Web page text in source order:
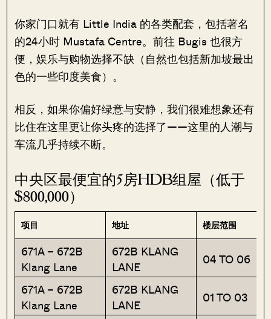
你家门口就有 Little India 的各类配套，包括著名
的24小时 Mustafa Centre。前往 Bugis 也很方
便，娱乐与购物选择不缺（自然也包括新加坡最出
色的一些印度美食）。
相反，如果你偏好绿意与安静，我们很难想象还有
比住在这里更让你头疼的选择了——这里的人潮与
车流几乎持续不断。
中央区最便宜的5房HDB组屋（低于
$800,000）
项目 地址 楼层范围
671A – 672B
Klang Lane
672B KLANG
LANE
04 TO 06
671A – 672B
Klang Lane
672B KLANG
LANE
01 TO 03